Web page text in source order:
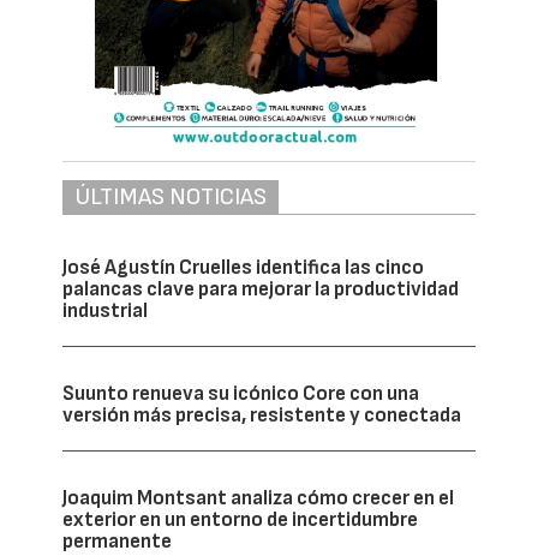
ÚLTIMAS NOTICIAS
José Agustín Cruelles identifica las cinco
palancas clave para mejorar la productividad
industrial
Suunto renueva su icónico Core con una
versión más precisa, resistente y conectada
Joaquim Montsant analiza cómo crecer en el
exterior en un entorno de incertidumbre
permanente